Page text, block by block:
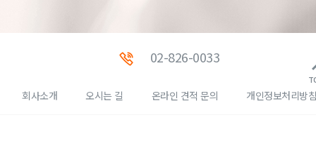
02-826-0033
회사소개 오시는 길 온라인 견적 문의 개인정보처리방침